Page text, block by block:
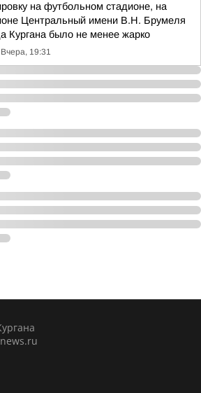
на футбольном стадионе, на
Центральный имени В.Н. Брумеля
Кургана было не менее жарко
Вчера, 19:31